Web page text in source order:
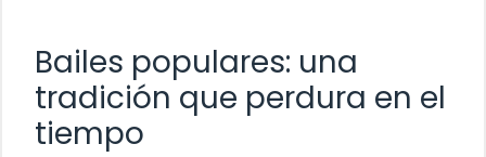
Bailes populares: una
tradición que perdura en el
tiempo